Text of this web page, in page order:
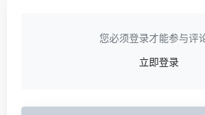
您必须登录才能参与评论
立即登录